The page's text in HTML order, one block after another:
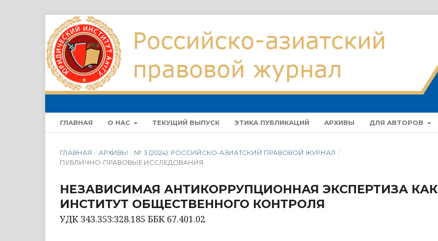
ГЛАВНАЯ О НАС ТЕКУЩИЙ ВЫПУСК ЭТИКА ПУБЛИКАЦИЙ АРХИВЫ ДЛЯ АВТОРОВ
ГЛАВНАЯ / АРХИВЫ / № 3 (2024): РОССИЙСКО-АЗИАТСКИЙ ПРАВОВОЙ ЖУРНАЛ /
ПУБЛИЧНО-ПРАВОВЫЕ ИССЛЕДОВАНИЯ
НЕЗАВИСИМАЯ АНТИКОРРУПЦИОННАЯ ЭКСПЕРТИЗА КАК
ИНСТИТУТ ОБЩЕСТВЕННОГО КОНТРОЛЯ
УДК 343.353:328.185 ББК 67.401.02